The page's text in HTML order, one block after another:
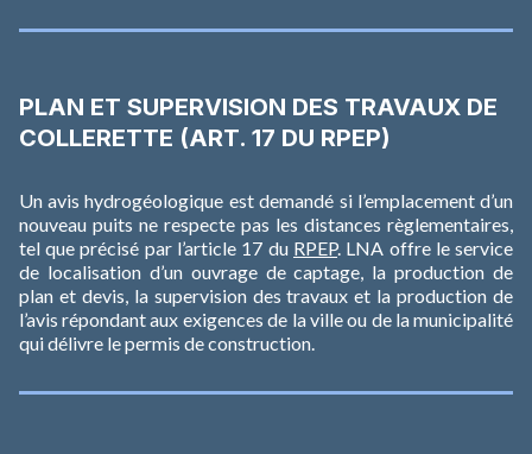
PLAN ET SUPERVISION DES TRAVAUX DE
COLLERETTE (ART. 17 DU RPEP)
Un avis hydrogéologique est demandé si l’emplacement d’un
nouveau puits ne respecte pas les distances règlementaires,
tel que précisé par l’article 17 du RPEP. LNA offre le service
de localisation d’un ouvrage de captage, la production de
plan et devis, la supervision des travaux et la production de
l’avis répondant aux exigences de la ville ou de la municipalité
qui délivre le permis de construction.